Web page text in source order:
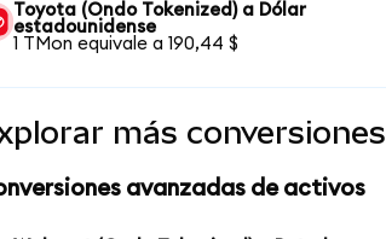
Toyota (Ondo Tokenized) a Dólar
estadounidense
1 TMon equivale a 190,44 $
más conversiones
avanzadas de activos